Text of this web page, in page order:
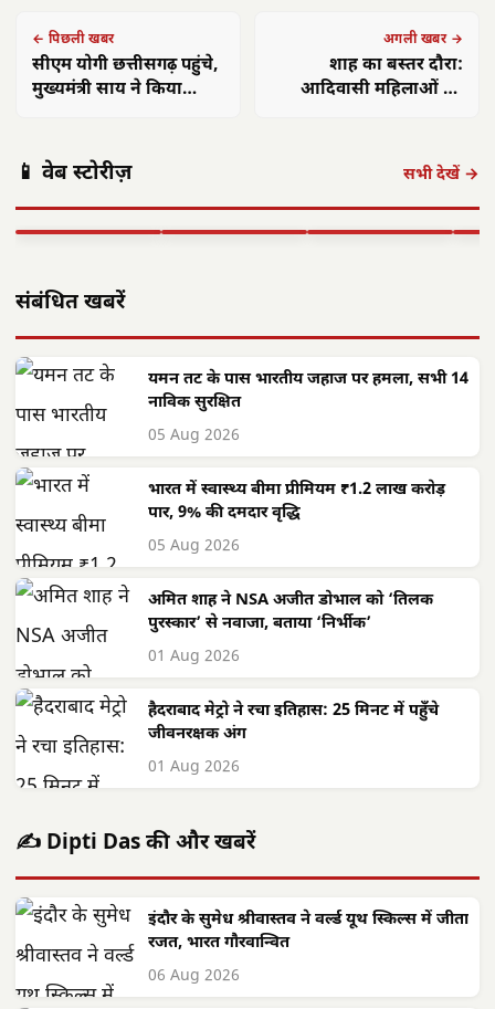
← पिछली खबर
सीएम योगी छत्तीसगढ़ पहुंचे,
मुख्यमंत्री साय ने किया
अगली खबर →
शाह का बस्तर दौरा:
आदिवासी महिलाओं को
📱 वेब स्टोरीज़ सभी देखें →
'बीज बोने में लगा
वासेपुर'…
साय के नेतृत्व में…
फोकस— हर पात्र
शासन…
संबंधित खबरें
यमन तट के पास भारतीय जहाज पर हमला, सभी 14
नाविक सुरक्षित
05 Aug 2026
भारत में स्वास्थ्य बीमा प्रीमियम ₹1.2 लाख करोड़
पार, 9% की दमदार वृद्धि
05 Aug 2026
अमित शाह ने NSA अजीत डोभाल को ‘तिलक
पुरस्कार’ से नवाजा, बताया ‘निर्भीक’
01 Aug 2026
हैदराबाद मेट्रो ने रचा इतिहास: 25 मिनट में पहुँचे
जीवनरक्षक अंग
01 Aug 2026
✍️ Dipti Das की और खबरें
इंदौर के सुमेध श्रीवास्तव ने वर्ल्ड यूथ स्किल्स में जीता
रजत, भारत गौरवान्वित
06 Aug 2026